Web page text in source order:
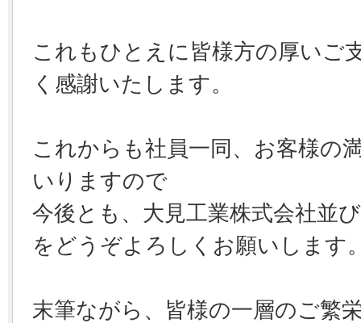
これもひとえに皆様方の厚いご
く感謝いたします。
これからも社員一同、お客様の
いりますので
今後とも、大見工業株式会社並
をどうぞよろしくお願いします
末筆ながら、皆様の一層のご繁